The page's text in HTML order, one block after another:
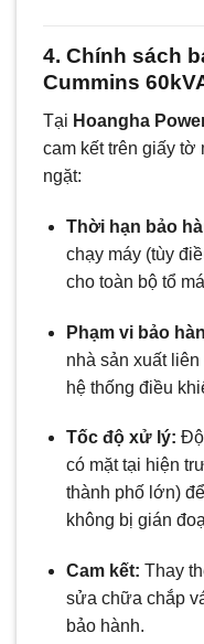
4. Chính sách
Cummins
Tại Hoangha
cam kết trên giấy tờ
ngặt:
Thời hạn bảo
chạy máy (tùy
cho toàn bộ tổ
Phạm vi bảo
nhà sản xuất
hệ thống điều
Tốc độ xử lý:
có mặt tại hiện
thành phố lớn)
không bị gián
Cam kết: Thay
sửa chữa chắp
bảo hành.